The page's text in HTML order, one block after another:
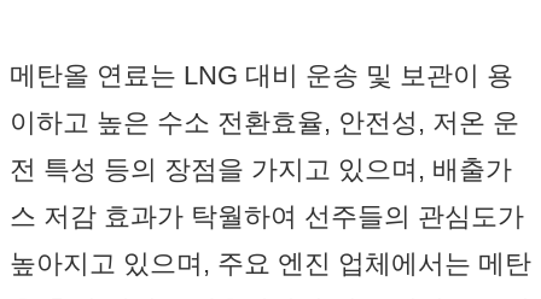
메탄올 연료는 LNG 대비 운송 및 보관이 용
이하고 높은 수소 전환효율, 안전성, 저온 운
전 특성 등의 장점을 가지고 있으며, 배출가
스 저감 효과가 탁월하여 선주들의 관심도가
높아지고 있으며, 주요 엔진 업체에서는 메탄